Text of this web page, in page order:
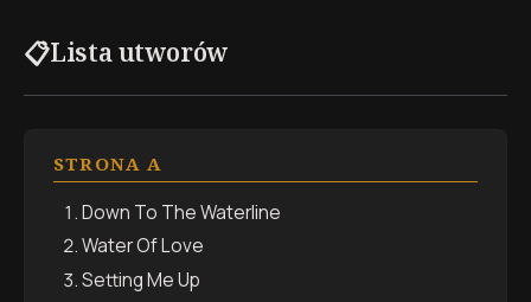
📋Lista utworów
STRONA A
Down To The Waterline
Water Of Love
Setting Me Up